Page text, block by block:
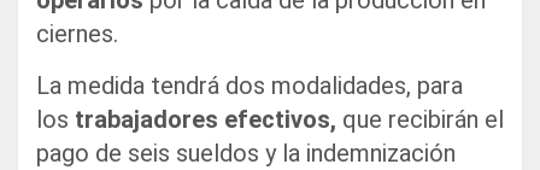
ciernes.
La medida tendrá dos modalidades, para
los trabajadores efectivos, que recibirán el
pago de seis sueldos y la indemnización